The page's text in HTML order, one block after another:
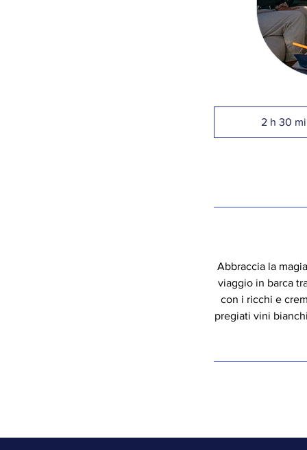
2 h 30
Abbraccia la
viaggio in barca
con i ricchi e
pregiati vini